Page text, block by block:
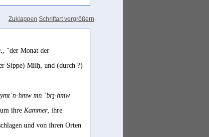
Zuklappen Schriftart vergrößern
, "der Monat der
Sippe) Milḥ, und (durch ?)
hmw mn ʾbrṯ-hmw
ihre Kammer, ihre
und von ihren Orten